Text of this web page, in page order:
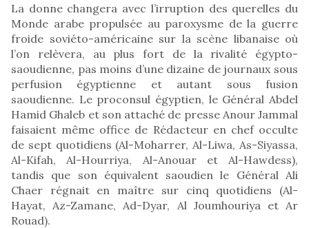
La donne changera avec l’irruption des querelles du
Monde arabe propulsée au paroxysme de la guerre
froide soviéto-américaine sur la scène libanaise où
l’on relèvera, au plus fort de la rivalité égypto-
saoudienne, pas moins d’une dizaine de journaux sous
perfusion égyptienne et autant sous fusion
saoudienne. Le proconsul égyptien, le Général Abdel
Hamid Ghaleb et son attaché de presse Anour Jammal
faisaient même office de Rédacteur en chef occulte
de sept quotidiens (Al-Moharrer, Al-Liwa, As-Siyassa,
Al-Kifah, Al-Hourriya, Al-Anouar et Al-Hawdess),
tandis que son équivalent saoudien le Général Ali
Chaer régnait en maître sur cinq quotidiens (Al-
Hayat, Az-Zamane, Ad-Dyar, Al Joumhouriya et Ar
Rouad).